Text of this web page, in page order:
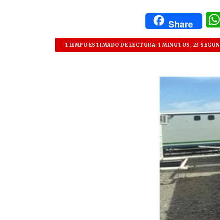
Share
TIEMPO ESTIMADO DE LECTURA: 1 MINUTOS, 23